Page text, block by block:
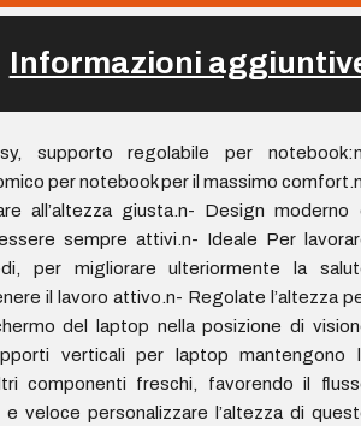
Informazioni
supporto regolabile per
per notebook per il massimo
all’altezza giusta.n- Design moderno
sempre attivi.n- Ideale Per
per migliorare ulteriormente la
il lavoro attivo.n- Regolate l’altezza
del laptop nella posizione di
verticali per laptop mantengono
componenti freschi, favorendo il
e veloce personalizzare l’altezza di